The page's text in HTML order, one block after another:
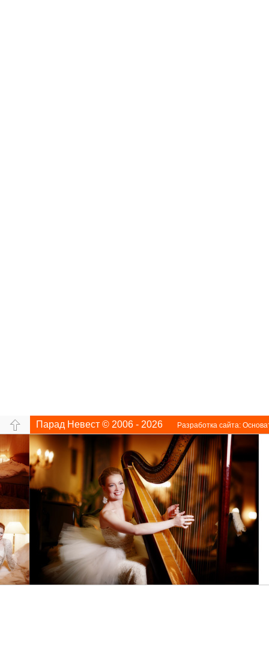
Парад Невест © 2006 - 2026 Разработка сайта: